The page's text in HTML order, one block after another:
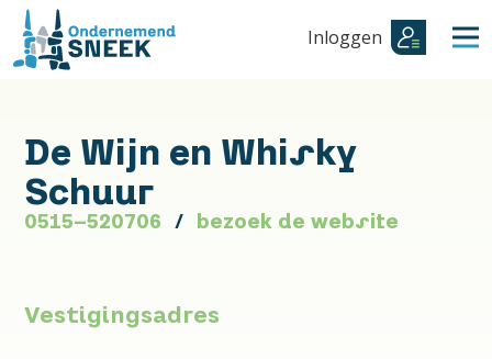
Inloggen
De Wijn en Whisky
Schuur
0515-520706 bezoek de website
Vestigingsadres